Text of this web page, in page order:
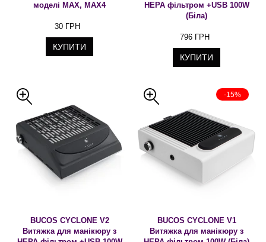
моделі MAX, MAX4
30 ГРН
КУПИТИ
HEPA фільтром +USB 100W
(Біла)
796 ГРН
КУПИТИ
BUCOS CYCLONE V2
Витяжка для манікюру з
-15%
BUCOS CYCLONE V1
Витяжка для манікюру з